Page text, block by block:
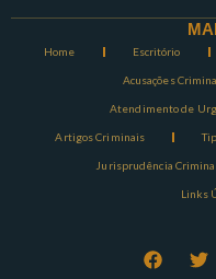
Home Escritório
Acusações
Atendimento de
Artigos Criminais
Jurisprudência
Links